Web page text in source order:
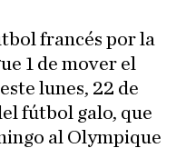
francés por la
1 de mover el
lunes, 22 de
fútbol galo, que
al Olympique